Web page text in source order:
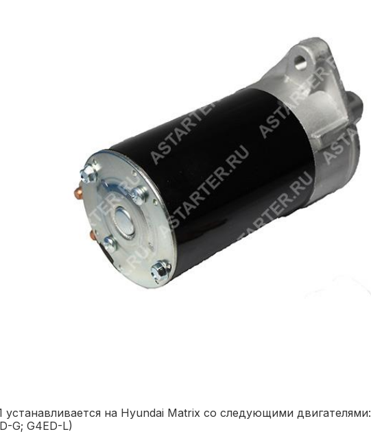
устанавливается на Hyundai Matrix со следующими двигателями:
G; G4ED-L)